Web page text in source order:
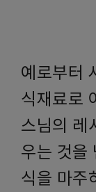
예로부터
식재료로
스님의 레
우는 것을
식을 마주